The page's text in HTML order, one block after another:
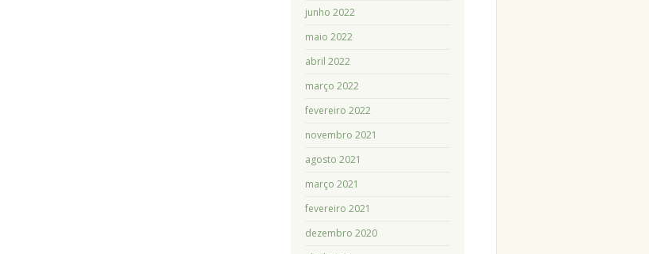
junho 2022
maio 2022
abril 2022
março 2022
fevereiro 2022
novembro 2021
agosto 2021
março 2021
fevereiro 2021
dezembro 2020